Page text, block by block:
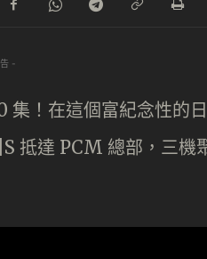
-
！在這個富紀念性的
達 PCM 總部，三機